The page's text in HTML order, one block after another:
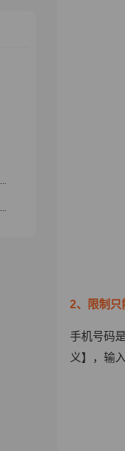
2、限制只
手机号码
义】，输